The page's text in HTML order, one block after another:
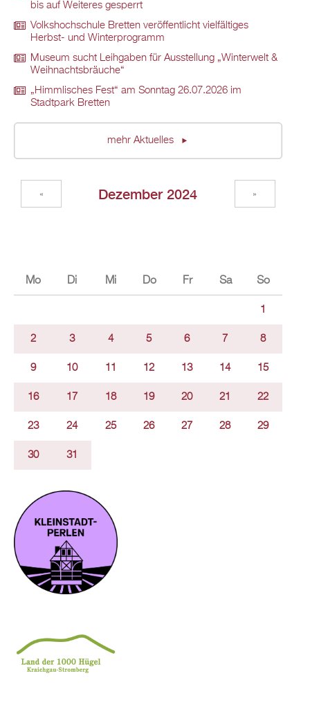
bis auf Weiteres gesperrt
Volkshochschule Bretten veröffentlicht vielfältiges
Herbst- und Winterprogramm
Museum sucht Leihgaben für Ausstellung „Winterwelt &
Weihnachtsbräuche“
„Himmlisches Fest“ am Sonntag 26.07.2026 im
Stadtpark Bretten
mehr Aktuelles
Dezember 2024
« »
Mo Di Mi Do Fr Sa So
1
2 3 4 5 6 7 8
9 10 11 12 13 14 15
16 17 18 19 20 21 22
23 24 25 26 27 28 29
30 31